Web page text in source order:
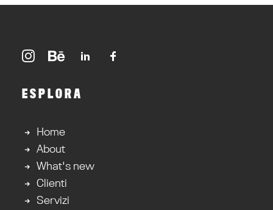
ESPLORA
Home
About
What's new
Clienti
Servizi